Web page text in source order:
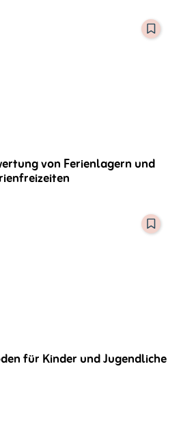
von Ferienlagern und
für Kinder und Jugendliche